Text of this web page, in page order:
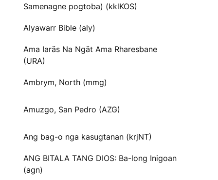
Samenagne pogtoba) (kklKOS)
Alyawarr Bible (aly)
Ama Iaräs Na Ngät Ama Rharesbane
(URA)
Ambrym, North (mmg)
Amuzgo, San Pedro (AZG)
Ang bag-o nga kasugtanan (krjNT)
ANG BITALA TANG DIOS: Ba-long Inigoan
(agn)